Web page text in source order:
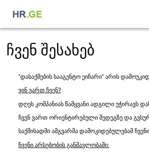
ჩვენ შესახებ
"დასაქმების სააგენტო ეიჩარი" არის
ვინ ვართ ჩვენ?
დღეს კომპანიას წამყვანი ადგილი უჭირავს
ჩვენ ვართ ორიენტირებული შედეგზე და
საქმისადმი ამგვარმა დამოკიდებულებამ
ჩვენი არსებობის განმავლობაში: